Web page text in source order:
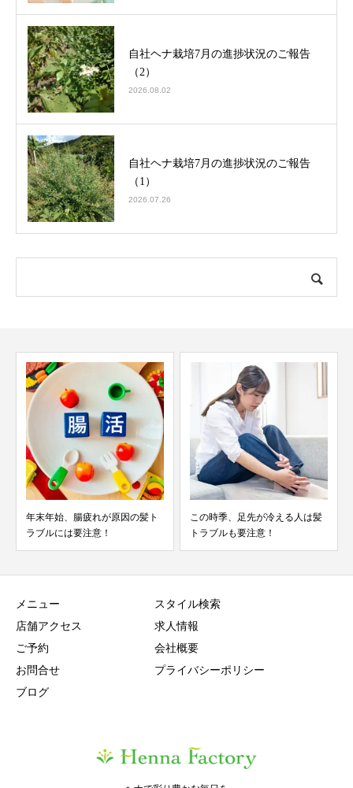
自社ヘナ栽培7月の進捗状況のご報告
（2）
2026.08.02
自社ヘナ栽培7月の進捗状況のご報告
（1）
2026.07.26
年末年始、腸疲れが原因の髪ト
ラブルには要注意！
この時季、足先が冷える人は髪
トラブルも要注意！
メニュー
店舗アクセス
ご予約
お問合せ
ブログ
スタイル検索
求人情報
会社概要
プライバシーポリシー